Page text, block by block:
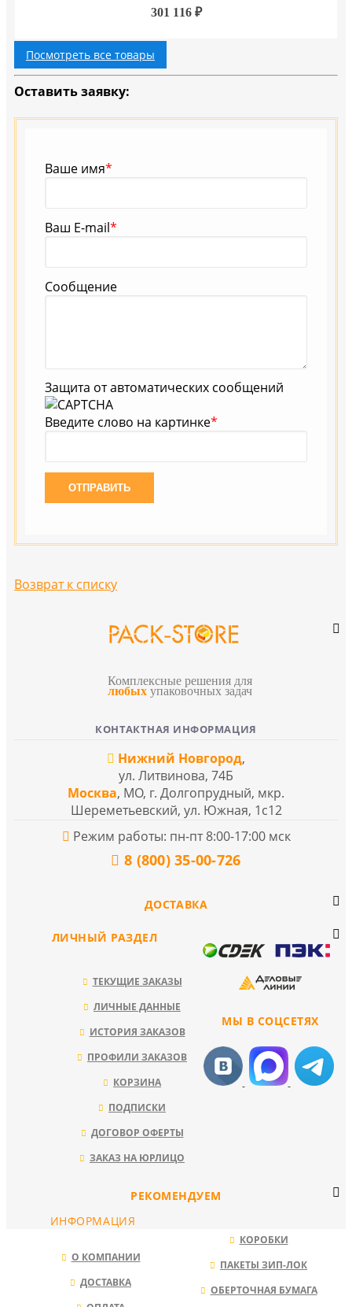
301 116 ₽
Посмотреть все товары
Оставить заявку:
Ваше имя*
Ваш E-mail*
Сообщение
Защита от автоматических сообщений
Введите слово на картинке*
Возврат к списку
Комплексные решения для
любых упаковочных задач
КОНТАКТНАЯ ИНФОРМАЦИЯ
Нижний Новгород,
ул. Литвинова, 74Б
Москва, МО, г. Долгопрудный, мкр.
Шереметьевский, ул. Южная, 1с12
Режим работы: пн-пт 8:00-17:00 мск
8 (800) 35-00-726
ДОСТАВКА
МЫ В СОЦСЕТЯХ
ЛИЧНЫЙ РАЗДЕЛ
ТЕКУЩИЕ ЗАКАЗЫ
ЛИЧНЫЕ ДАННЫЕ
ИСТОРИЯ ЗАКАЗОВ
ПРОФИЛИ ЗАКАЗОВ
КОРЗИНА
ПОДПИСКИ
ДОГОВОР ОФЕРТЫ
ЗАКАЗ НА ЮРЛИЦО
РЕКОМЕНДУЕМ
КОРОБКИ
ПАКЕТЫ ЗИП-ЛОК
ОБЕРТОЧНАЯ БУМАГА
ИНФОРМАЦИЯ
О КОМПАНИИ
ДОСТАВКА